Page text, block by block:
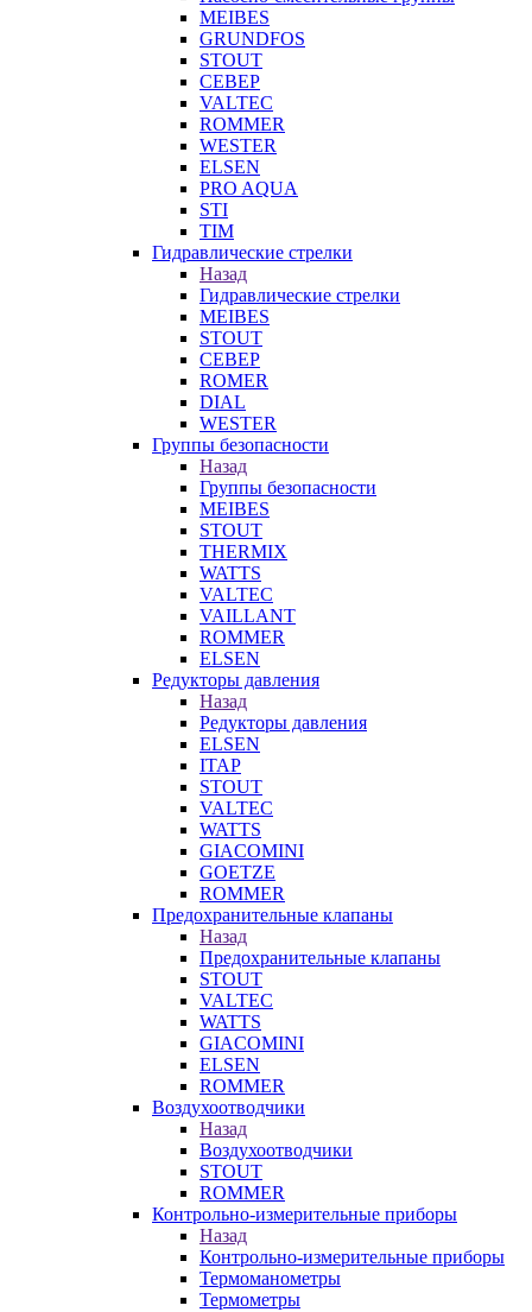
MEIBES
GRUNDFOS
STOUT
СЕВЕР
VALTEC
ROMMER
WESTER
ELSEN
PRO AQUA
STI
TIM
Гидравлические стрелки
Назад
Гидравлические стрелки
MEIBES
STOUT
СЕВЕР
ROMER
DIAL
WESTER
Группы безопасности
Назад
Группы безопасности
MEIBES
STOUT
THERMIX
WATTS
VALTEC
VAILLANT
ROMMER
ELSEN
Редукторы давления
Назад
Редукторы давления
ELSEN
ITAP
STOUT
VALTEC
WATTS
GIACOMINI
GOETZE
ROMMER
Предохранительные клапаны
Назад
Предохранительные клапаны
STOUT
VALTEC
WATTS
GIACOMINI
ELSEN
ROMMER
Воздухоотводчики
Назад
Воздухоотводчики
STOUT
ROMMER
Контрольно-измерительные приборы
Назад
Контрольно-измерительные приборы
Термоманометры
Термометры